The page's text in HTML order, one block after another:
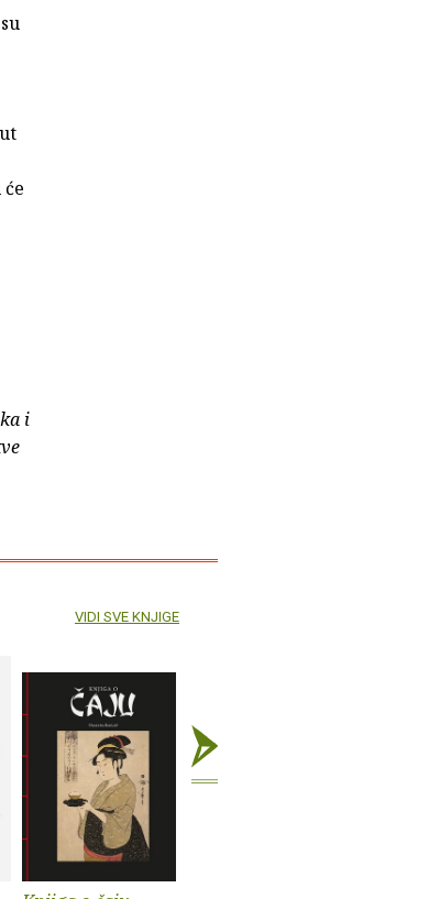
i
VIDI SVE KNJIGE